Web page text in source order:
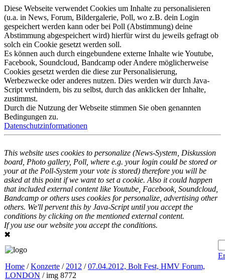
Diese Webseite verwendet Cookies um Inhalte zu personalisieren
(u.a. in News, Forum, Bildergalerie, Poll, wo z.B. dein Login
gespeichert werden kann oder bei Poll (Abstimmung) deine
Abstimmung abgespeichert wird) hierfür wirst du jeweils gefragt ob
solch ein Cookie gesetzt werden soll.
Es können auch durch eingebundene externe Inhalte wie Youtube,
Facebook, Soundcloud, Bandcamp oder Andere möglicherweise
Cookies gesetzt werden die diese zur Personalisierung,
Werbezwecke oder anderes nutzen. Dies werden wir durch Java-
Script verhindern, bis zu selbst, durch das anklicken der Inhalte,
zustimmst.
Durch die Nutzung der Webseite stimmen Sie oben genannten
Bedingungen zu.
Datenschutzinformationen
This website uses cookies to personalize (News-System, Diskussion
board, Photo gallery, Poll, where e.g. your login could be stored or
your at the Poll-System your vote is stored) therefore you will be
asked at this point if we want to set a cookie. Also it could happen
that included external content like Youtube, Facebook, Soundcloud,
Bandcamp or others uses cookies for personalize, advertising other
others. We'll pervent this by Java-Script until you accept the
conditions by clicking on the mentioned external content.
If you use our website you accept the conditions.
✖
Home /Konzerte / 2012 /07.04.2012, Bolt Fest, HMV Forum,
LONDON / img 8772